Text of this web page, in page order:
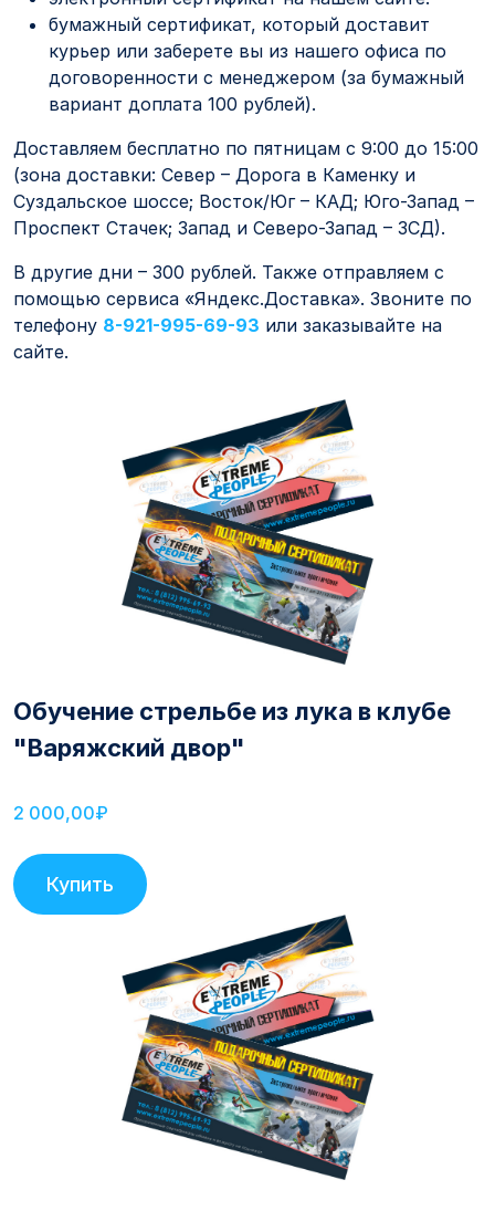
бумажный сертификат, который доставит
курьер или заберете вы из нашего офиса по
договоренности с менеджером (за бумажный
вариант доплата 100 рублей).
Доставляем бесплатно по пятницам с 9:00 до 15:00
(зона доставки: Север – Дорога в Каменку и
Суздальское шоссе; Восток/Юг – КАД; Юго-Запад –
Проспект Стачек; Запад и Северо-Запад – ЗСД).
В другие дни – 300 рублей. Также отправляем с
помощью сервиса «Яндекс.Доставка». Звоните по
телефону 8-921-995-69-93 или заказывайте на
сайте.
Обучение стрельбе из лука в клубе
"Варяжский двор"
2 000,00₽
Купить